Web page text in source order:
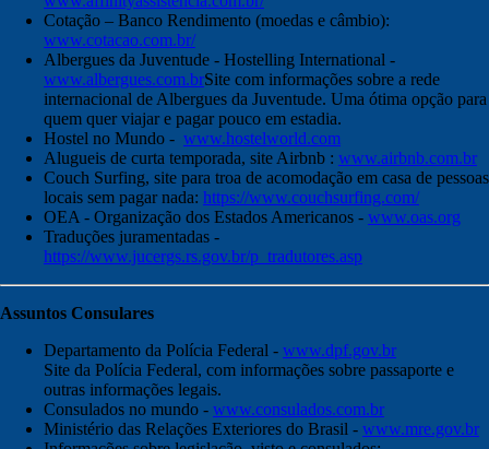
Cotação – Banco Rendimento (moedas e câmbio):
www.cotacao.com.br/
Albergues da Juventude - Hostelling International -
www.albergues.com.brSite com informações sobre a rede
internacional de Albergues da Juventude. Uma ótima opção para
quem quer viajar e pagar pouco em estadia.
Hostel no Mundo - www.hostelworld.com
Alugueis de curta temporada, site Airbnb : www.airbnb.com.br
Couch Surfing, site para troa de acomodação em casa de pessoas
locais sem pagar nada: https://www.couchsurfing.com/
OEA - Organização dos Estados Americanos - www.oas.org
Traduções juramentadas -
https://www.jucergs.rs.gov.br/p_tradutores.asp
Assuntos Consulares
Departamento da Polícia Federal - www.dpf.gov.br
Site da Polícia Federal, com informações sobre passaporte e
outras informações legais.
Consulados no mundo - www.consulados.com.br
Ministério das Relações Exteriores do Brasil - www.mre.gov.br